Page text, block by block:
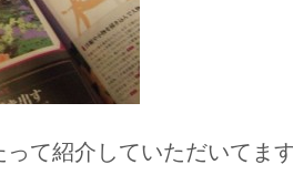
って紹介していただいてま